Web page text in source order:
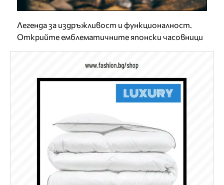
Легенда за издръжливост и функционалност.
Открийте емблематичните японски часовници